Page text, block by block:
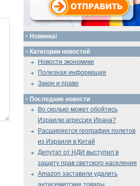
Новинка!
Категории новостей
Новости экономики
Полезная информация
Закон и право
Последние новости
Во сколько может обойтись
Израилю агрессия Ирана?
Расширяется география полетов
из Израиля в Китай
Депутат от НДИ выступил в
защиту прав светского населения
Amazon заставили удалить
антисемитские товары